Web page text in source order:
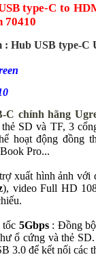
type-C to
70410
: Hub USB type-C
chính hãng
SD và TF, 3
hoạt động đồng
Pro...
xuất hình ảnh với
), video Full HD
tốc 5Gbps: Đồng bộ
ổ cứng và thẻ
3.0 để kết nối các